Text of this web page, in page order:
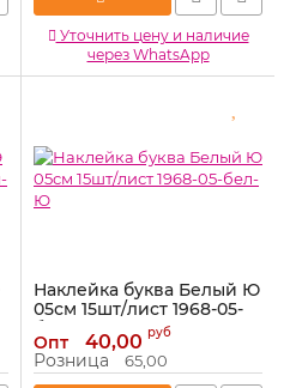
Уточнить цену и наличие
через WhatsApp
Наклейка буква Белый Ю
05см 15шт/лист 1968-05-
бел-Ю
Артикул: 1968-05-бел-Ю
Опт 40,00 руб
Розница 65,00